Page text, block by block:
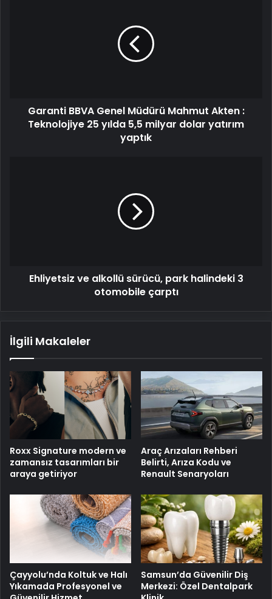
Garanti BBVA Genel Müdürü Mahmut Akten :
Teknolojiye 25 yılda 5,5 milyar dolar yatırım
yaptık
Ehliyetsiz ve alkollü sürücü, park halindeki 3
otomobile çarptı
İlgili Makaleler
Roxx Signature modern ve
zamansız tasarımları bir
araya getiriyor
Araç Arızaları Rehberi
Belirti, Arıza Kodu ve
Renault Senaryoları
Çayyolu’nda Koltuk ve Halı
Yıkamada Profesyonel ve
Samsun’da Güvenilir Diş
Merkezi: Özel Dentalpark